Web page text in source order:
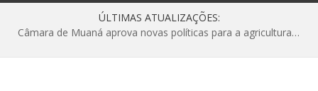
ÚLTIMAS ATUALIZAÇÕES:
Câmara de Muaná aprova novas políticas para a agricultura e solicita reforma da Ponte do Reduto